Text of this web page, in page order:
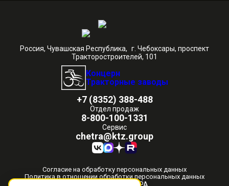
Россия, Чувашская Республика, г. Чебоксары, проспект
Тракторостроителей, 101
Концерн
Тракторные заводы
+7 (8352) 388-488
Отдел продаж
8-800-100-1331
Сервис
chetra@ktz.group
© 2012-2026 ЧЕТРА
Согласие на обработку персональных данных
Политика в отношении обработки персональных данных